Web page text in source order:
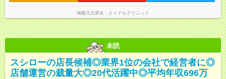
せん♪
掲載元企業名 エミナルクリニック
未読
スシローの店長候補◎業界1位の会社で経営者に◎
店舗運営の裁量大◎20代活躍中◎平均年収696万